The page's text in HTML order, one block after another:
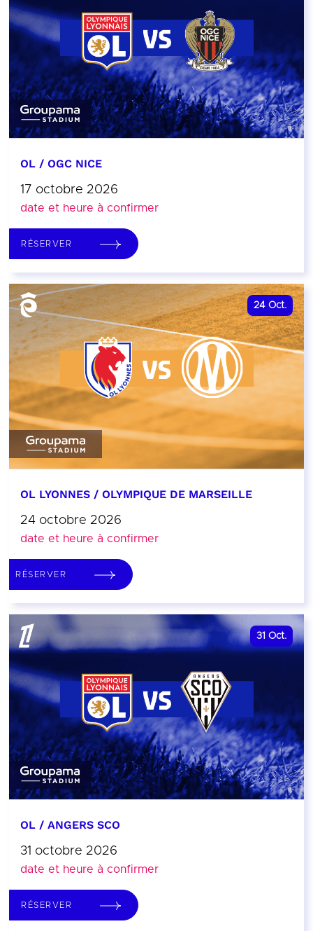
OL / OGC NICE
17 octobre 2026
date et heure à confirmer
RÉSERVER
24 Oct.
OL LYONNES / OLYMPIQUE DE MARSEILLE
24 octobre 2026
date et heure à confirmer
RÉSERVER
31 Oct.
OL / ANGERS SCO
31 octobre 2026
date et heure à confirmer
RÉSERVER